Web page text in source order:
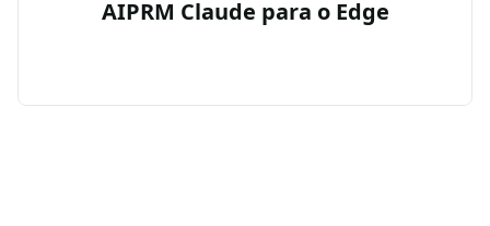
AIPRM Claude para o Edge